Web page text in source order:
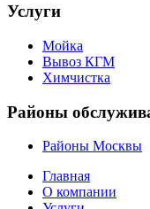
Услуги
Мойка
Вывоз КГМ
Химчистка
Районы
Районы Москвы
Главная
О компании